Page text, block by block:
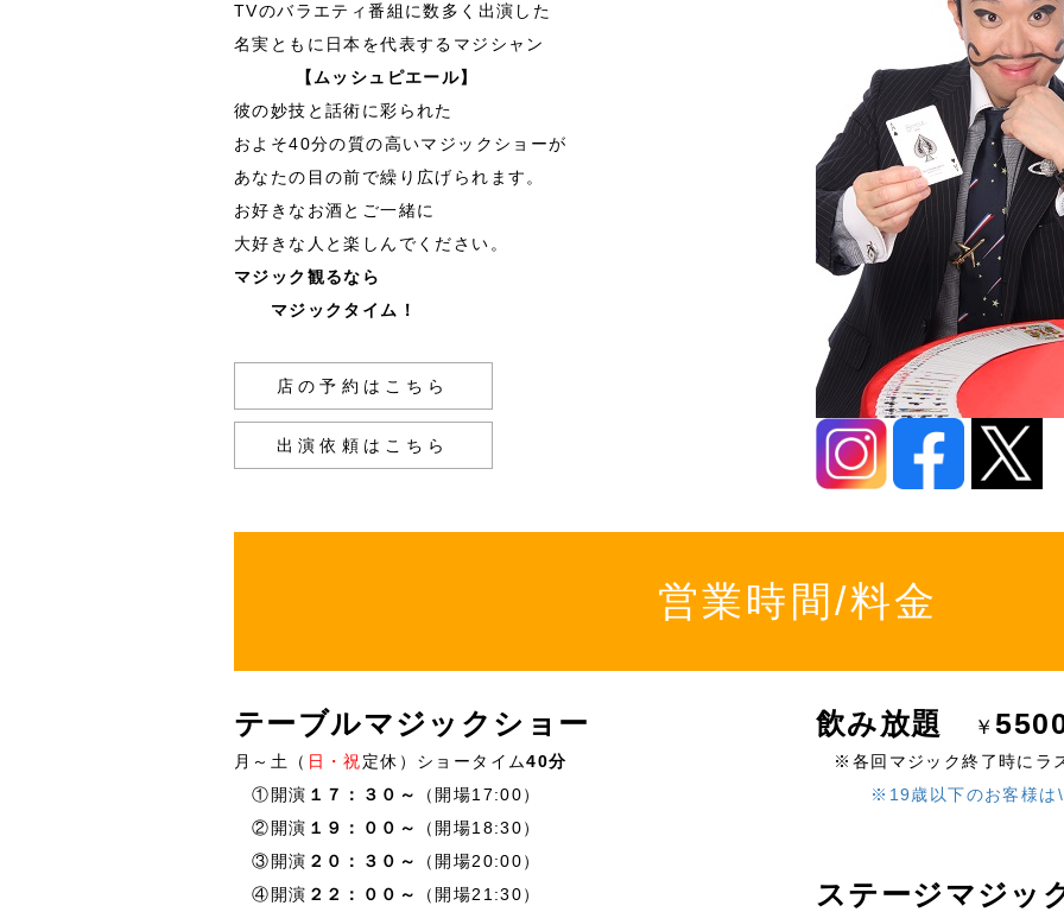
TVのバラエティ番組に数多く出演した
名実ともに日本を代表するマジシャン
【ムッシュピエール】
彼の妙技と話術に彩られた
およそ40分の質の高いマジックショーが
あなたの目の前で繰り広げられます。
お好きなお酒とご一緒に
大好きな人と楽しんでください。
マジック観るなら
マジックタイム！
店の予約はこちら
出演依頼はこちら
営業時間/料金
テーブルマジックショー
月～土（ 日・祝定休）ショータイム40分
①開演 １７：３０～
（開場17:00）
②開演 １９：００～
（開場18:30）
③開演 ２０：３０～
（開場20:00）
④開演 ２２：００～
（開場21:30）
飲み放題 ￥
※各回マジック終了時にラ
※19歳以下のお客様は
ステージマジッ